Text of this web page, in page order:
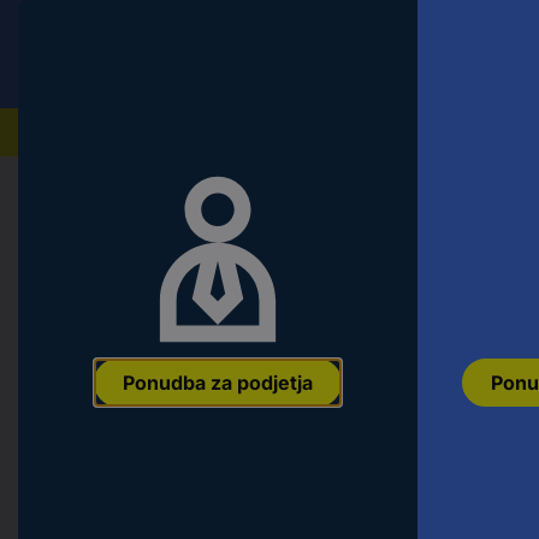
Ponudba za podjetja
Orodje & Delavnica
KS Tools 9173841 9173841 vtičnica
4042146356999 Koda proizvajalca: Št. izdelka: